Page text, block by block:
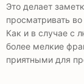
Это делает
просматривать
Как и в случае с
более мелкие
приятными для